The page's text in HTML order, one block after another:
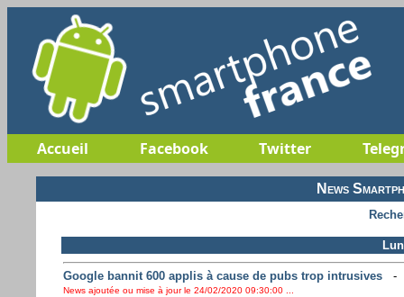
Accueil Facebook Twitter
News
Google bannit 600 applis à cause de pubs trop intrusives
News ajoutée ou mise à jour le 24/02/2020 09:30:00 ...